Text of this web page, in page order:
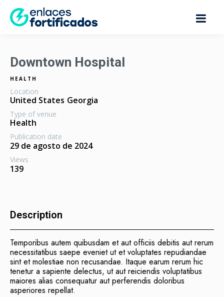
Downtown Hospital
HEALTH
Location
United States Georgia
Type of venue
Health
Publication date
29 de agosto de 2024
Views
139
Description
Temporibus autem quibusdam et aut officiis debitis aut rerum
necessitatibus saepe eveniet ut et voluptates repudiandae
sint et molestiae non recusandae. Itaque earum rerum hic
tenetur a sapiente delectus, ut aut reiciendis voluptatibus
maiores alias consequatur aut perferendis doloribus
asperiores repellat.